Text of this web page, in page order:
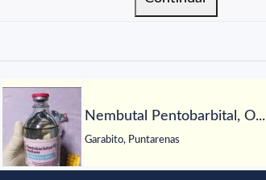
Nembutal Pentobarbital, O...
Garabito, Puntarenas